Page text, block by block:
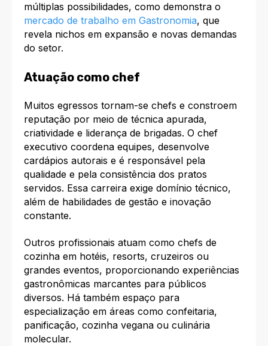
múltiplas possibilidades, como demonstra o
mercado de trabalho em Gastronomia, que
revela nichos em expansão e novas demandas
do setor.​
Atuação como chef
Muitos egressos tornam-se chefs e constroem
reputação por meio de técnica apurada,
criatividade e liderança de brigadas. O chef
executivo coordena equipes, desenvolve
cardápios autorais e é responsável pela
qualidade e pela consistência dos pratos
servidos. Essa carreira exige domínio técnico,
além de habilidades de gestão e inovação
constante.
Outros profissionais atuam como chefs de
cozinha em hotéis, resorts, cruzeiros ou
grandes eventos, proporcionando experiências
gastronômicas marcantes para públicos
diversos. Há também espaço para
especialização em áreas como confeitaria,
panificação, cozinha vegana ou culinária
molecular.